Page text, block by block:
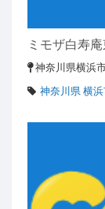
ミモザ白寿
神奈川県横浜
神奈川県 横